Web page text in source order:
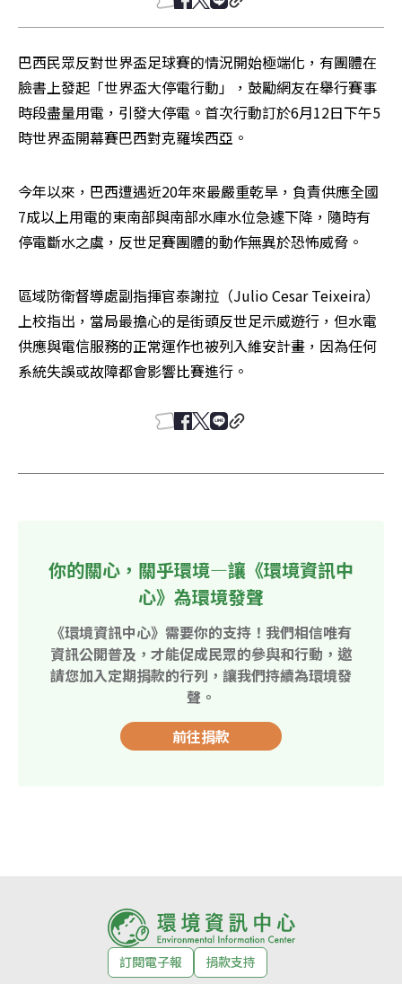
巴西民眾反對世界盃足球賽的情況開始極端化，有團體在
臉書上發起「世界盃大停電行動」，鼓勵網友在舉行賽事
時段盡量用電，引發大停電。首次行動訂於6月12日下午5
時世界盃開幕賽巴西對克羅埃西亞。
今年以來，巴西遭遇近20年來最嚴重乾旱，負責供應全國
7成以上用電的東南部與南部水庫水位急遽下降，隨時有
停電斷水之虞，反世足賽團體的動作無異於恐怖威脅。
區域防衛督導處副指揮官泰謝拉（Julio Cesar Teixeira）
上校指出，當局最擔心的是街頭反世足示威遊行，但水電
供應與電信服務的正常運作也被列入維安計畫，因為任何
系統失誤或故障都會影響比賽進行。
你的關心，關乎環境—讓《環境資訊中
心》為環境發聲
《環境資訊中心》需要你的支持！我們相信唯有
資訊公開普及，才能促成民眾的參與和行動，邀
請您加入定期捐款的行列，讓我們持續為環境發
聲。
前往捐款
訂閱電子報
捐款支持